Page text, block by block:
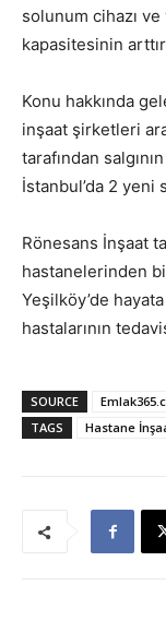
solunum cihazı
kapasitesinin
Konu hakkında
inşaat şirketleri
tarafından
İstanbul’da 2
Rönesans İnşaat
hastanelerinden
Yeşilköy’de
hastalarının
SOURCE
TAGS
Hastane